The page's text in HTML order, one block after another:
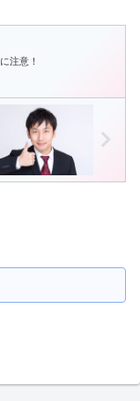
注意！